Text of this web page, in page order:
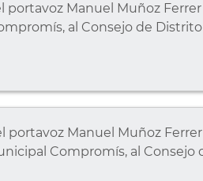
Manuel Muñoz Ferrer
al Consejo de
Manuel Muñoz Ferrer
Compromís, al